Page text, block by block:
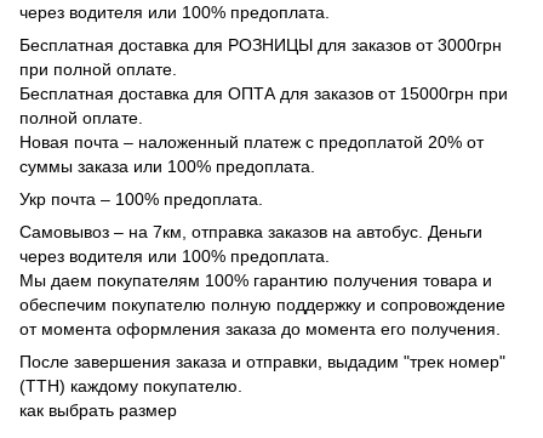
через водителя или 100% предоплата.
Бесплатная доставка для РОЗНИЦЫ для заказов от 3000грн
при полной оплате.
Бесплатная доставка для ОПТА для заказов от 15000грн при
полной оплате.
Новая почта – наложенный платеж с предоплатой 20% от
суммы заказа или 100% предоплата.
Укр почта – 100% предоплата.
Самовывоз – на 7км, отправка заказов на автобус. Деньги
через водителя или 100% предоплата.
Мы даем покупателям 100% гарантию получения товара и
обеспечим покупателю полную поддержку и сопровождение
от момента оформления заказа до момента его получения.
После завершения заказа и отправки, выдадим "трек номер"
(ТТН) каждому покупателю.
как выбрать размер